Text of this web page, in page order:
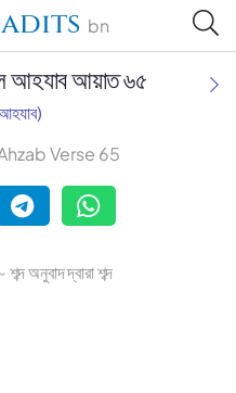
bn
আহযাব আয়াত ৬৫
Verse 65
অনুবাদ দ্বারা শব্দ